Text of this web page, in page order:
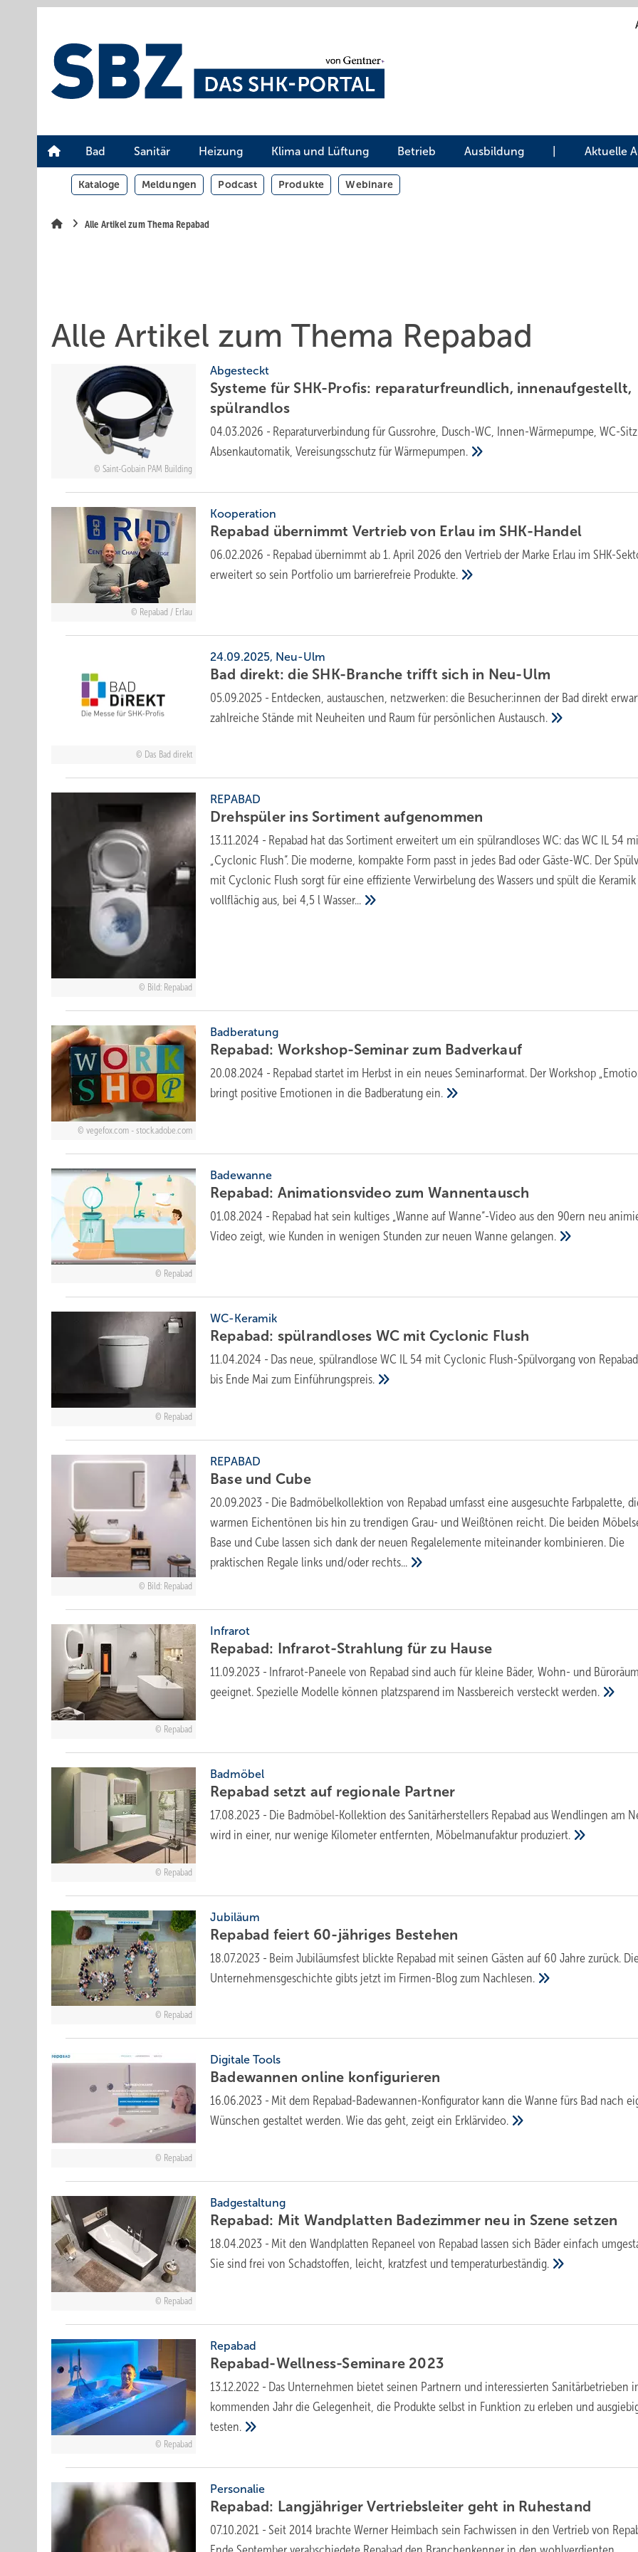
Bad Sanitär Heizung Klima und Lüftung Betrieb Ausbildung Aktuelle
Kataloge Meldungen Podcast Produkte Webinare
Alle Artikel zum Thema Repabad
Alle Artikel zum Thema Repabad
Saint-Gobain PAM Building
Abgesteckt
Systeme für SHK-Profis: re­pa­ra­tur­freund­lich, in­nen­auf­ge­stellt,
spül­rand­los
04.03.2026 - Reparaturverbindung für Gussrohre, Dusch-WC, Innen-Wärmepumpe, WC-
Absenkautomatik, Vereisungsschutz fürWärmepumpen.
Repabad / Erlau
Kooperation
Repabad übernimmt Ver­trieb von Er­lau im SHK-Han­del
06.02.2026 - Repabad übernimmt ab 1. April 2026 den Vertrieb der Marke Erlau im SHK-
erweitert so sein Portfolio um barrierefreie Produkte.
Das Bad direkt
24.09.2025, Neu-Ulm
Bad direkt: die SHK-Branche trifft sich in Neu-Ulm
05.09.2025 - Entdecken, austauschen, netzwerken: die Besu­cher:in­nen der Bad direkt
zahl­reiche Stände mit Neu­heiten und Raum für persön­lichenAus­tausch.
Bild: Repabad
REPABAD
Drehspüler ins Sortimentaufgenommen
13.11.2024 - Repabad hat das Sortiment erweitert um ein spülrandloses WC: das WC IL 54
„Cyclonic Flush“. Die moderne, kompakte Form passt in jedes Bad oder Gäste-WC. Der
mit Cyclonic Flush sorgt für eine effiziente Verwirbelung des Wassers und spült die Keramik
vollflächig aus, bei 4,5 lWasser...
vegefox.com - stock.adobe.com
Badberatung
Repabad: Work­shop-Semi­nar zum Bad­ver­kauf
20.08.2024 - Repabad startet im Herbst in ein neues Seminarformat. Der Workshop
bringt positive Emotionen in die Badberatungein.
Repabad
Badewanne
Repabad: Animations­video zum Wannen­tausch
01.08.2024 - Repabad hat sein kultiges „Wanne auf Wanne“-Video aus den 90ern neu
Video zeigt, wie Kunden in wenigen Stunden zur neuen Wannegelangen.
Repabad
WC-Keramik
Repabad: spül­rand­loses WC mit Cyclonic Flush
11.04.2024 - Das neue, spülrandlose WC IL 54 mit Cyclonic Flush-Spülvorgang von
bis Ende Mai zum Einführungspreis.
Bild: Repabad
REPABAD
Base und Cube
20.09.2023 - Die Badmöbelkollektion von Repabad umfasst eine ausgesuchte Farbpalette,
warmen Eichentönen bis hin zu trendigen Grau- und Weißtönen reicht. Die beiden
Base und Cube lassen sich dank der neuen Regalelemente miteinander kombinieren. Die
praktischen Regale links und/oder rechts...
Repabad
Infrarot
Repabad: Infrarot-Strahlung für zu Hause
11.09.2023 - Infrarot-Paneele von Repabad sind auch für kleine Bäder, Wohn- und
geeignet. Spezielle Modelle können platzsparend im Nassbereich verstecktwerden.
Repabad
Badmöbel
Repabad setzt auf regionale Partner
17.08.2023 - Die Badmöbel-Kollektion des Sanitärherstellers Repabad aus Wendlingen am
wird in einer, nur wenige Kilometer entfernten, Möbelmanufaktur produziert.
Repabad
Jubiläum
Repabad feiert 60-jähriges Bestehen
18.07.2023 - Beim Jubiläumsfest blickte Repabad mit seinen Gästen auf 60 Jahre zurück.
Unternehmensgeschichte gibts jetzt im Firmen-Blog zum Nachlesen.
Repabad
Digitale Tools
Badewannen online konfigurieren
16.06.2023 - Mit dem Repabad-Badewannen-Konfigurator kann die Wanne fürs Bad nach
Wünschen gestaltet werden. Wie das geht, zeigt ein Erklärvideo.
Repabad
Badgestaltung
Repabad: Mit Wandplatten Badezimmer neu in Szene setzen
18.04.2023 - Mit den Wandplatten Repaneel von Repabad lassen sich Bäder einfach
Sie sind frei von Schadstoffen, leicht, kratzfest undtemperaturbeständig.
Repabad
Repabad
Repabad-Wellness-Seminare 2023
13.12.2022 - Das Unternehmen bietet seinen Partnern und interessierten Sanitärbetrieben
kommenden Jahr die Gelegenheit, die Produkte selbst in Funktion zu erleben und
testen.
Personalie
Repabad: Langjähriger Vertriebsleiter geht in Ruhestand
07.10.2021 - Seit 2014 brachte Werner Heimbach sein Fachwissen in den Vertrieb von